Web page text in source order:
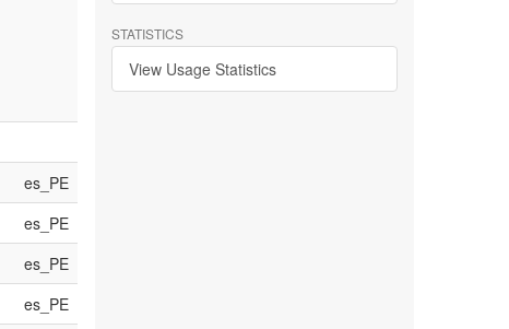
es_PE
es_PE
es_PE
es_PE
STATISTICS
View Usage Statistics